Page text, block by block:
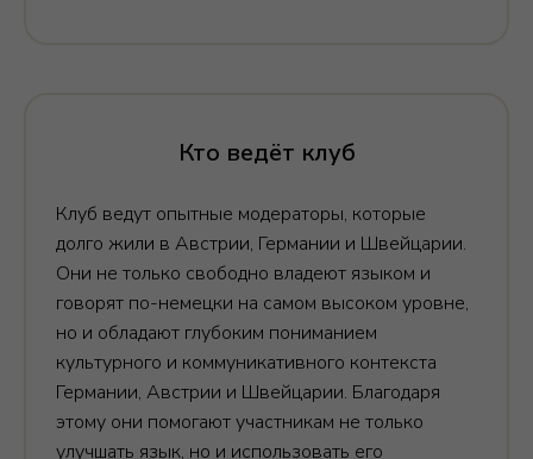
Кто ведёт клуб
Клуб ведут опытные модераторы, которые
долго жили в Австрии, Германии и Швейцарии.
Они не только свободно владеют языком и
говорят по-немецки на самом высоком уровне,
но и обладают глубоким пониманием
культурного и коммуникативного контекста
Германии, Австрии и Швейцарии. Благодаря
этому они помогают участникам не только
улучшать язык, но и использовать его